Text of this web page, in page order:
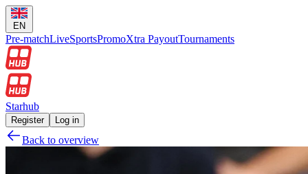
EN
Pre-matchLiveSportsPromoXtra PayoutTournaments
Starhub
Register Log in
Back to overview